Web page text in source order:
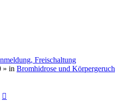
Freischaltung
» in Bromhidrose und Körpergeruch